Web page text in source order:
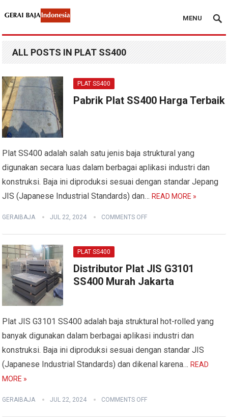
MENU
ALL POSTS IN PLAT SS400
PLAT SS400
Pabrik Plat SS400 Harga Terbaik
Plat SS400 adalah salah satu jenis baja struktural yang
digunakan secara luas dalam berbagai aplikasi industri dan
konstruksi. Baja ini diproduksi sesuai dengan standar Jepang
JIS (Japanese Industrial Standards) dan…READ MORE »
GERAIBAJA JUL 22, 2024 COMMENTS OFF
PLAT SS400
Distributor Plat JIS G3101
SS400 Murah Jakarta
Plat JIS G3101 SS400 adalah baja struktural hot-rolled yang
banyak digunakan dalam berbagai aplikasi industri dan
konstruksi. Baja ini diproduksi sesuai dengan standar JIS
(Japanese Industrial Standards) dan dikenal karena…READ
MORE »
GERAIBAJA JUL 22, 2024 COMMENTS OFF